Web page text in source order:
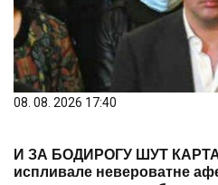
08. 08. 2026 17:40
И ЗА БОДИРОГУ ШУТ
испливале невероватне